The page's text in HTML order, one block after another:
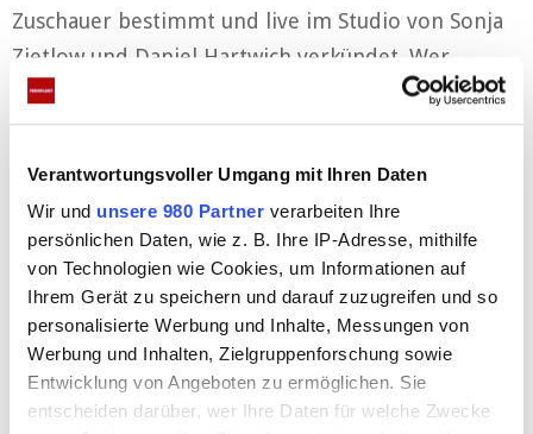
Verantwortungsvoller Umgang mit Ihren Daten
Wir und unsere 980 Partner verarbeiten Ihre
persönlichen Daten, wie z. B. Ihre IP-Adresse, mithilfe
von Technologien wie Cookies, um Informationen auf
Ihrem Gerät zu speichern und darauf zuzugreifen und so
personalisierte Werbung und Inhalte, Messungen von
Werbung und Inhalten, Zielgruppenforschung sowie
Entwicklung von Angeboten zu ermöglichen. Sie
entscheiden darüber, wer Ihre Daten für welche Zwecke
Zuschauer bestimmt und live im Studio von Sonja
Zietlow und Daniel Hartwich verkündet. Wer
bewältigt die Prüfungen und überzeugt die
Zuschauer von sich?
Die Liveshows
Die 15-teilige Event-Show begleitet den Kampf der
Dschungelcamp-Bewerber um das „goldene Ticket“
für die 15. Jubiläumsstaffel von „Ich bin ein Star –
Holt mich hier raus!“ 2022 in Australien. Außerdem
blickt jede einzelne Liveshow, neben den
außergewöhnlichen Ereignissen rund um die